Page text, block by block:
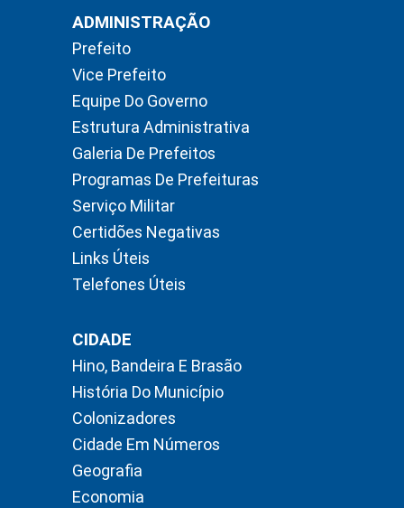
ADMINISTRAÇÃO
Prefeito
Vice Prefeito
Equipe Do Governo
Estrutura Administrativa
Galeria De Prefeitos
Programas De Prefeituras
Serviço Militar
Certidões Negativas
Links Úteis
Telefones Úteis
CIDADE
Hino, Bandeira E Brasão
História Do Município
Colonizadores
Cidade Em Números
Geografia
Economia